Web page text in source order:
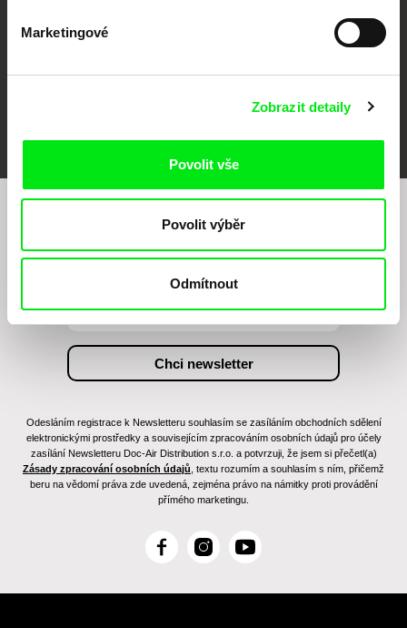
Marketingové
Zobrazit detaily
Povolit vše
Povolit výběr
Odmítnout
Visions du Réel
Chcete být pravidelně informováni o našem
filmovém programu?
Odesláním registrace k Newsletteru souhlasím se zasíláním obchodních sdělení
elektronickými prostředky a souvisejícím zpracováním osobních údajů pro účely
zasílání Newsletteru Doc-Air Distribution s.r.o. a potvrzuji, že jsem si přečetl(a)
Zásady zpracování osobních údajů , textu rozumím a souhlasím s ním, přičemž
beru na vědomí práva zde uvedená, zejména právo na námitky proti provádění
přímého marketingu.
F
c
I
s
Y
u